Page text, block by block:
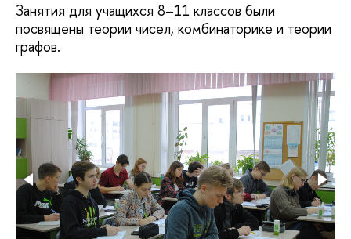
Занятия для учащихся 8–11 классов были
посвящены теории чисел, комбинаторике и теории
графов.